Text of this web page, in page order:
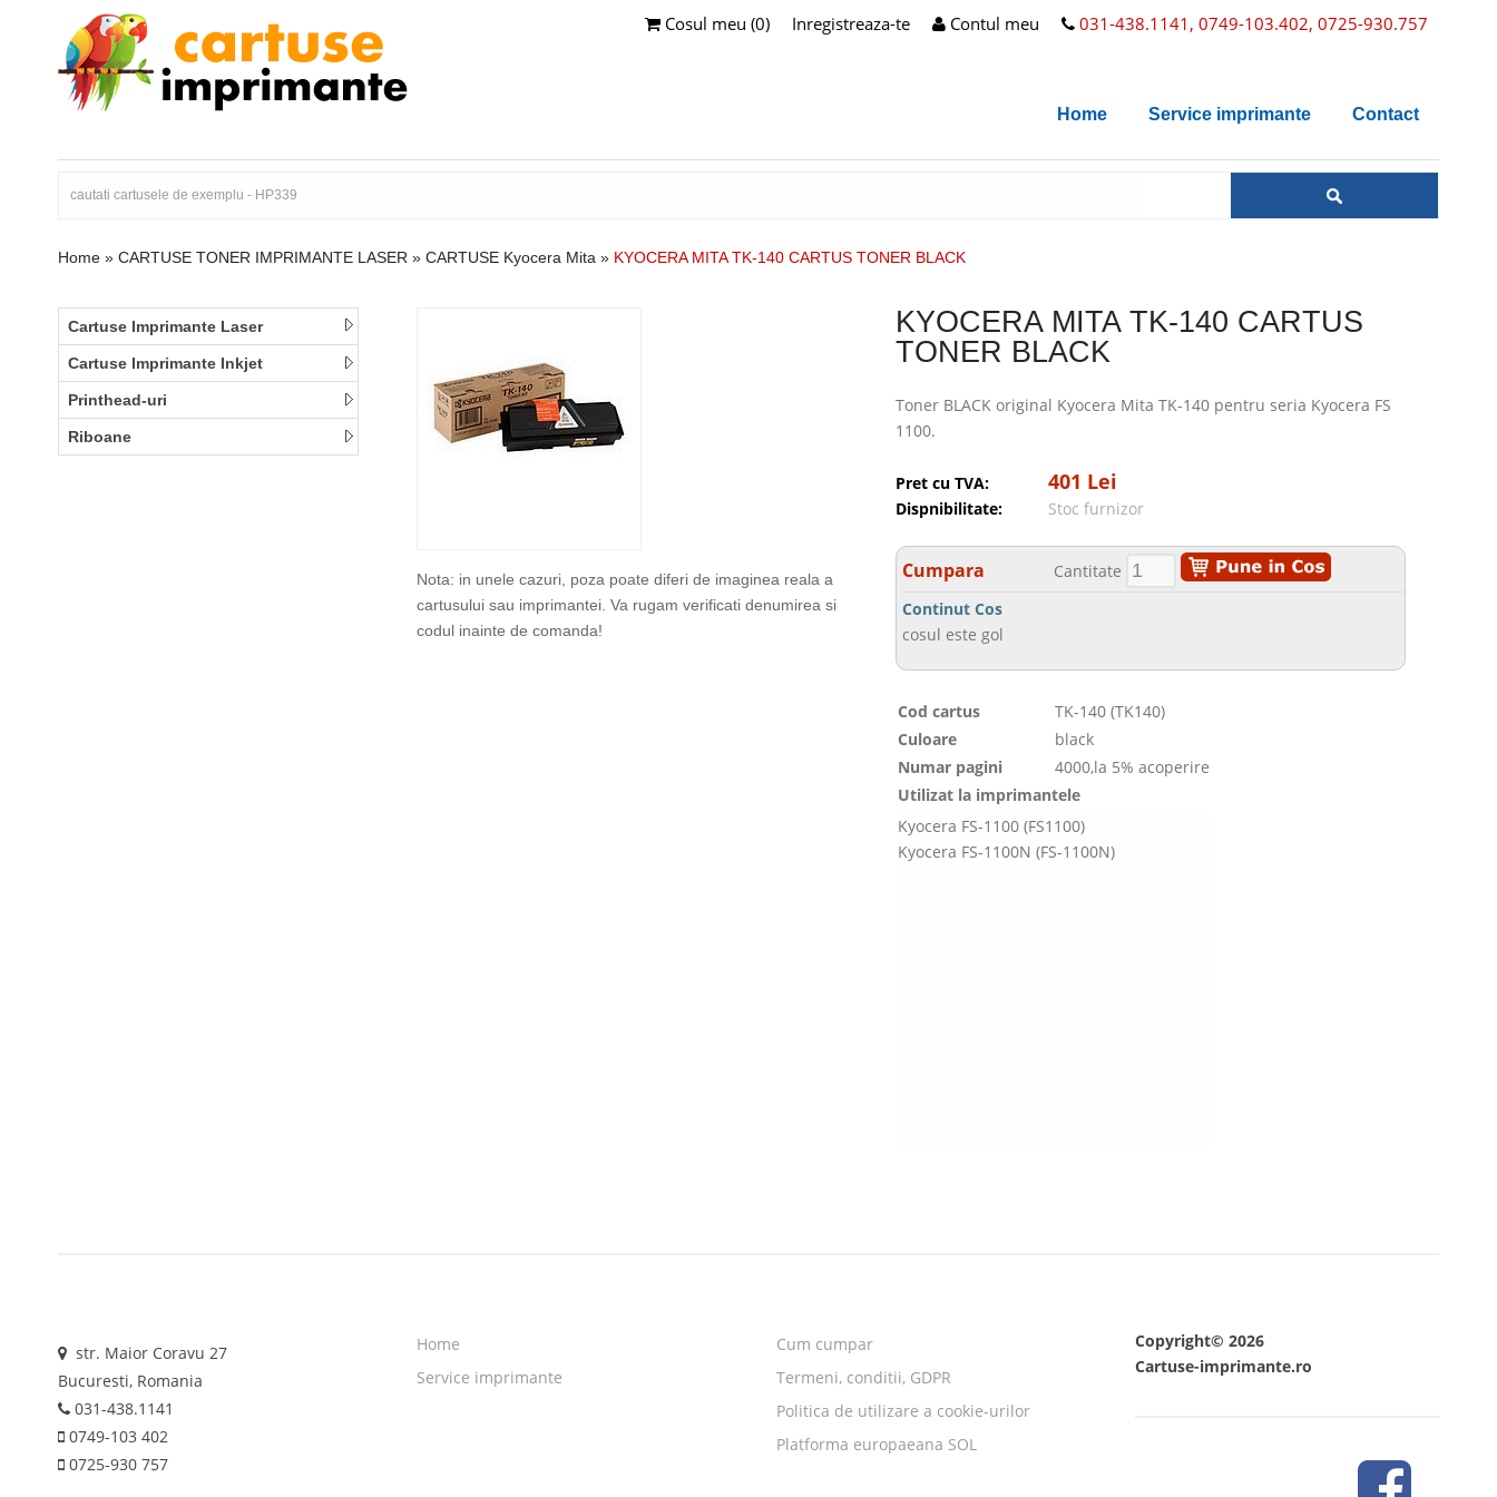
031-438.1141, 0749-103.402, 0725-930.757
Contul meu
Inregistreaza-te
Cosul meu (0)
Home Service imprimante Contact
Home » CARTUSE TONER IMPRIMANTE LASER » CARTUSE Kyocera Mita » KYOCERA MITA TK-140 CARTUS TONER BLACK
Cartuse Imprimante Laser
Cartuse Imprimante Inkjet
Printhead-uri
Riboane
Nota: in unele cazuri, poza poate diferi de imaginea reala a
cartusului sau imprimantei. Va rugam verificati denumirea si
codul inainte de comanda!
KYOCERA MITA TK-140 CARTUS
TONER BLACK
Toner BLACK original Kyocera Mita TK-140 pentru seria Kyocera FS
1100.
Pret cu TVA: 401 Lei
Dispnibilitate: Stoc furnizor
Cumpara
Cantitate
Continut Cos
cosul este gol
Cod cartus
TK-140 (TK140)
Culoare
black
Numar pagini
4000,la 5% acoperire
Utilizat la imprimantele
Kyocera FS-1100 (FS1100)
Kyocera FS-1100N (FS-1100N)
str. Maior Coravu 27
Bucuresti, Romania
031-438.1141
0749-103 402
0725-930 757
Home
Service imprimante
Cum cumpar
Termeni, conditii, GDPR
Politica de utilizare a cookie-urilor
Platforma europaeana SOL
Copyright© 2026
Cartuse-imprimante.ro